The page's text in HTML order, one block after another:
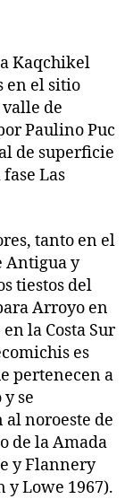
Kaqchikel
en el sitio
de
Paulino Puc
de superficie
Las
tanto en el
Antigua y
tiestos del
Arroyo en
la Costa Sur
es
pertenecen a
se
al noroeste de
de la Amada
y Flannery
y Lowe 1967).